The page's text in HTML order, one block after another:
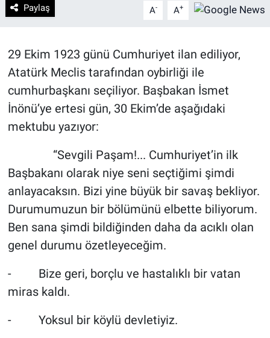
Paylaş A- A+
29 Ekim 1923 günü Cumhuriyet ilan ediliyor,
Atatürk Meclis tarafından oybirliği ile
cumhurbaşkanı seçiliyor. Başbakan İsmet
İnönü’ye ertesi gün, 30 Ekim’de aşağıdaki
mektubu yazıyor:
“Sevgili Paşam!... Cumhuriyet’in ilk
Başbakanı olarak niye seni seçtiğimi şimdi
anlayacaksın. Bizi yine büyük bir savaş bekliyor.
Durumumuzun bir bölümünü elbette biliyorum.
Ben sana şimdi bildiğinden daha da acıklı olan
genel durumu özetleyeceğim.
- Bize geri, borçlu ve hastalıklı bir vatan
miras kaldı.
- Yoksul bir köylü devletiyiz.